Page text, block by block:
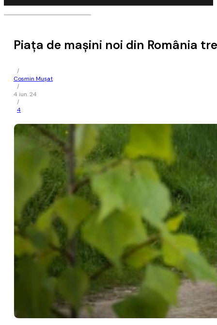
Piaţa de maşini noi din România
/
Cosmin Mușat
/
4 iun. 24
/
4